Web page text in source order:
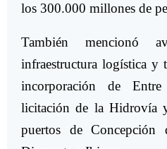
los 300.000 millones de
También mencionó
infraestructura logística y
incorporación de
licitación de la Hidrovía
puertos de Concepción